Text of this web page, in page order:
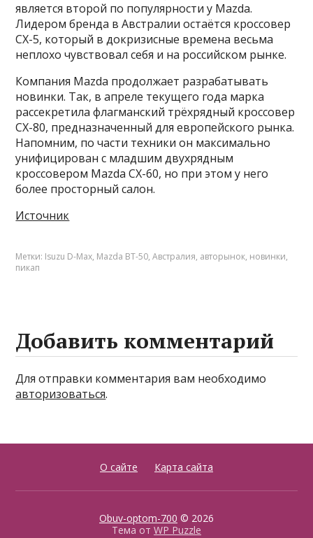
является второй по популярности у Mazda.
Лидером бренда в Австралии остаётся кроссовер
CX-5, который в докризисные времена весьма
неплохо чувствовал себя и на российском рынке.
Компания Mazda продолжает разрабатывать
новинки. Так, в апреле текущего года марка
рассекретила флагманский трёхрядный кроссовер
CX-80, предназначенный для европейского рынка.
Напомним, по части техники он максимально
унифицирован с младшим двухрядным
кроссовером Mazda CX-60, но при этом у него
более просторный салон.
Источник
Метки: Isuzu D-Max, Mazda BT-50,Австралия, авторынок, новинки,
пикап
Добавить комментарий
Для отправки комментария вам необходимо
авторизоваться.
О сайте Карта сайта
Obuv-optom-700 © 2026
Тема от WP Puzzle